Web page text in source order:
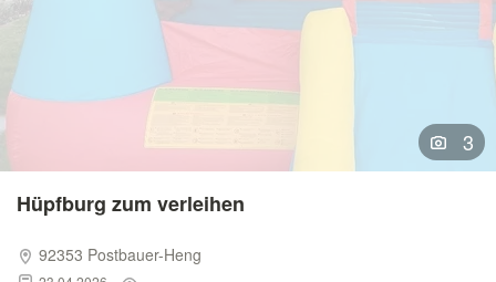
3
Hüpfburg zum verleihen
92353 Postbauer-Heng